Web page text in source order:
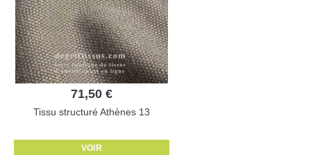
71,50 €
Tissu structuré Athènes 13
VOIR